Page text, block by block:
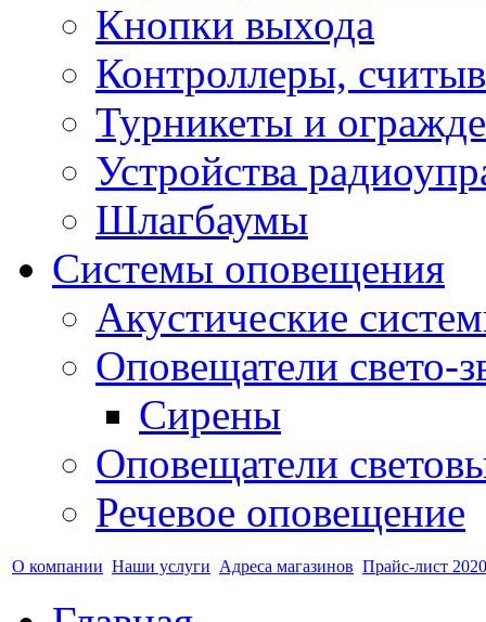
Кнопки выхода
Контроллеры,
Турникеты и
Устройства
Шлагбаумы
Системы оповещения
Акустические
Оповещатели свето-
Сирены
Оповещатели
Речевое оповещение
О компании Наши услуги Адреса магазинов Прайс-лист